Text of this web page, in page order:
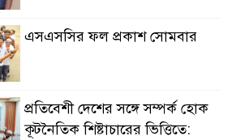
এসএসসির ফল প্রকাশ সোমবার
প্রতিবেশী দেশের সঙ্গে সম্পর্ক হোক
কূটনৈতিক শিষ্টাচারের ভিত্তিতে: